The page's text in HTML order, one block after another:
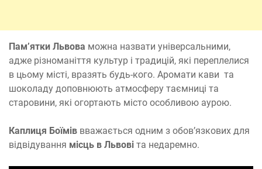
Пам’ятки Львова можна назвати універсальними,
адже різноманіття культур і традицій, які переплелися
в цьому місті, вразять будь-кого. Аромати кави та
шоколаду доповнюють атмосферу таємниці та
старовини, які огортають місто особливою аурою.
Каплиця Боїмів вважається одним з обов’язкових для
відвідування місць в Львові та недаремно.